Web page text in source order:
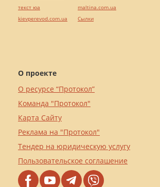
О проекте
О ресурсе “Протокол”
Команда "Протокол"
Карта Сайту
Реклама на "Протокол"
Тендер на юридическую услугу
Пользовательское соглашение
текст юа
kievperevod.com.ua
maltina.com.ua
Cылки